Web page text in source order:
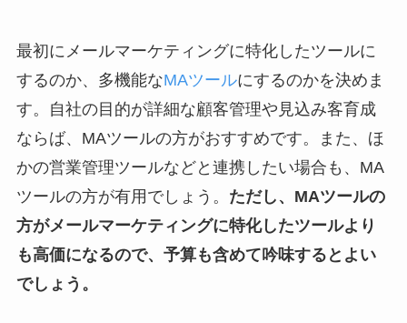
最初にメールマーケティングに特化したツールに
するのか、多機能なMAツールにするのかを決めま
す。自社の目的が詳細な顧客管理や見込み客育成
ならば、MAツールの方がおすすめです。また、ほ
かの営業管理ツールなどと連携したい場合も、MA
ツールの方が有用でしょう。 ただし、MAツールの
方がメールマーケティングに特化したツールより
も高価になるので、予算も含めて吟味するとよい
でしょう。